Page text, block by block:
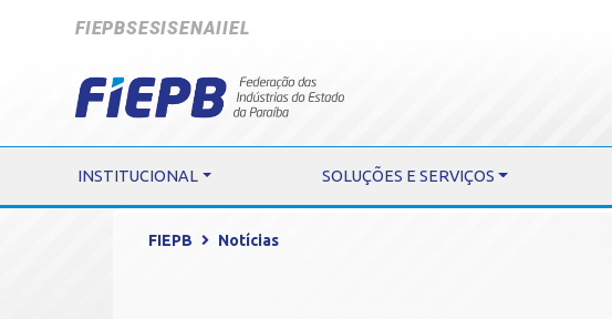
FIEPBSESISENAIIEL
INSTITUCIONAL SOLUÇÕES E SERVIÇOS
FIEPB Notícias